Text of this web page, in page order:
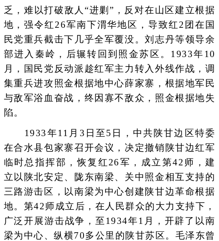
乏，难以打破敌人“进剿”，反对在山区建立根据
地，强令红26军南下渭华地区，导致红2团在国
民党重兵截击下几乎全军覆没。刘志丹等领导余
部进入秦岭，后辗转回到照金苏区。1933年10
月，国民党反动派趁红军主力转入外线作战，调
集重兵进攻照金根据地中心薛家寨，根据地军民
与敌军浴血奋战，终因寡不敌众，照金根据地失
陷。
1933年11月3日至5日，中共陕甘边区特委
在合水县包家寨召开会议，决定撤销陕甘边红军
临时总指挥部，恢复红26军，成立第42师，建
立以陕北安定、陇东南梁、关中照金相互支持的
三路游击区，以南梁为中心创建陕甘边革命根据
地。第42师成立后，在人民群众的大力支持下，
广泛开展游击战争，至1934年1月，开辟了以南
梁为中心、纵横70多公里的陕甘苏区。毛泽东曾